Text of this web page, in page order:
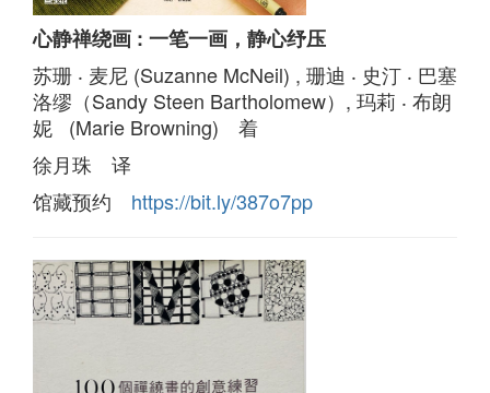
心静禅绕画 : 一笔一画，静心纾压
苏珊 ‧ 麦尼 (Suzanne McNeil) , 珊迪 ‧ 史汀 ‧ 巴塞
洛缪（Sandy Steen Bartholomew）, 玛莉 ‧ 布朗
妮 (Marie Browning) 着
徐月珠 译
馆藏预约 https://bit.ly/387o7pp